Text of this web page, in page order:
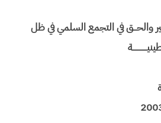
والحـــق في التجمع السلمي في ظل